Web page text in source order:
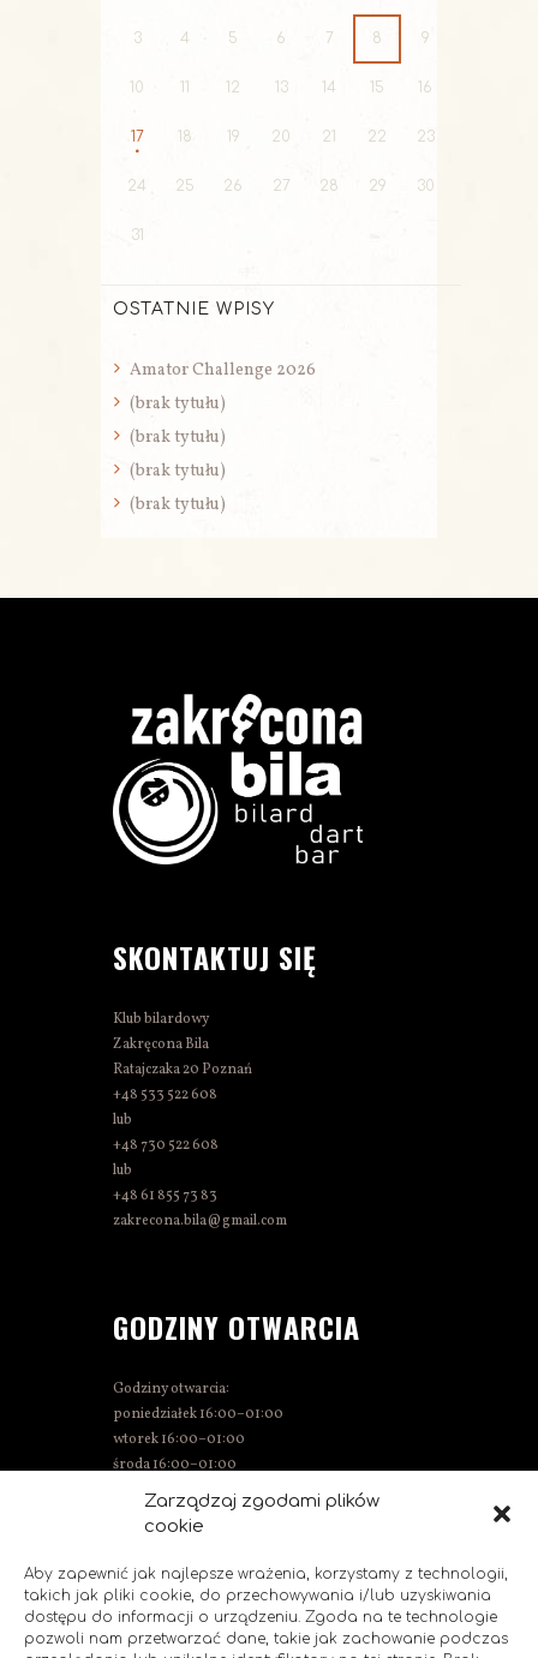
Zarządzaj zgodami plików
cookie
Aby zapewnić jak najlepsze wrażenia, korzystamy z technologii,
takich jak pliki cookie, do przechowywania i/lub uzyskiwania
dostępu do informacji o urządzeniu. Zgoda na te technologie
pozwoli nam przetwarzać dane, takie jak zachowanie podczas
3 4 5 6 7 8 9
10 11 12 13 14 15 16
17 18 19 20 21 22 23
24 25 26 27 28 29 30
31
OSTATNIE WPISY
Amator Challenge 2026
(brak tytułu)
(brak tytułu)
(brak tytułu)
(brak tytułu)
SKONTAKTUJ SIĘ
Klub bilardowy
Zakręcona Bila
Ratajczaka 20 Poznań
+48 533 522 608
lub
+48 730 522 608
lub
+48 61 855 73 83
zakrecona.bila@gmail.com
GODZINY OTWARCIA
Godziny otwarcia:
poniedziałek 16:00–01:00
wtorek 16:00–01:00
środa 16:00–01:00
czwartek 15:00–01:00
piątek 15:00–02:00
niedziela 14:00–00:00